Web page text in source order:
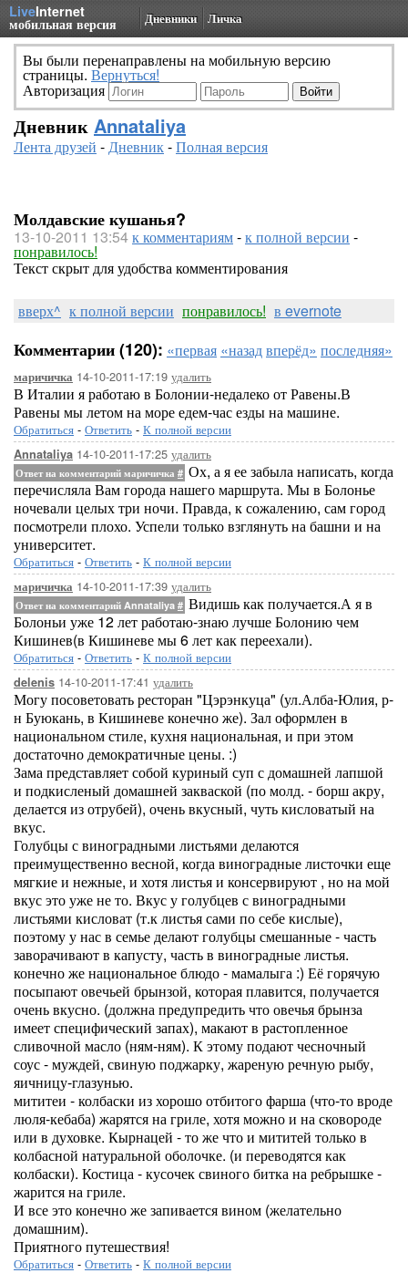
LiveInternet
мобильная версия Дневники Личка
Вы были перенаправлены на мобильную версию
страницы. Вернуться!
Авторизация
Дневник Annataliya
Лента друзей -Дневник-Полная версия
Молдавские кушанья?
13-10-2011 13:54к комментариям-к полной версии -
понравилось!
Текст скрыт для удобства комментирования
вверх^ к полной версии понравилось! в evernote
Комментарии (120): «первая «назадвперёд» последняя»
маричичка 14-10-2011-17:19 удалить
В Италии я работаю в Болонии-недалеко от Равены.В
Равены мы летом на море едем-час езды на машине.
Обратиться - Ответить - К полной версии
Annataliya 14-10-2011-17:25 удалить
Ответ на комментарий маричичка # Ох, а я ее забыла написать, когда
перечисляла Вам города нашего маршрута. Мы в Болонье
ночевали целых три ночи. Правда, к сожалению, сам город
посмотрели плохо. Успели только взглянуть на башни и на
университет.
Обратиться - Ответить - К полной версии
маричичка 14-10-2011-17:39 удалить
Ответ на комментарий Annataliya # Видишь как получается.А я в
Болоньи уже 12 лет работаю-знаю лучше Болонию чем
Кишинев(в Кишиневе мы 6 лет как переехали).
Обратиться - Ответить - К полной версии
delenis 14-10-2011-17:41 удалить
Могу посоветовать ресторан "Цэрэнкуца" (ул.Алба-Юлия, р-
н Буюкань, в Кишиневе конечно же). Зал оформлен в
национальном стиле, кухня национальная, и при этом
достаточно демократичные цены. :)
Зама представляет собой куриный суп с домашней лапшой
и подкисленый домашней закваской (по молд. - борш акру,
делается из отрубей), очень вкусный, чуть кисловатый на
вкус.
Голубцы с виноградными листьями делаются
преимущественно весной, когда виноградные листочки еще
мягкие и нежные, и хотя листья и консервируют , но на мой
вкус это уже не то. Вкус у голубцев с виноградными
листьями кисловат (т.к листья сами по себе кислые),
поэтому у нас в семье делают голубцы смешанные - часть
заворачивают в капусту, часть в виноградные листья.
конечно же национальное блюдо - мамалыга :) Её горячую
посыпают овечьей брынзой, которая плавится, получается
очень вкусно. (должна предупредить что овечья брынза
имеет специфический запах), макают в растопленное
сливочной масло (ням-ням). К этому подают чесночный
соус - муждей, свиную поджарку, жареную речную рыбу,
яичницу-глазунью.
мититеи - колбаски из хорошо отбитого фарша (что-то вроде
люля-кебаба) жарятся на гриле, хотя можно и на сковороде
или в духовке. Кырнацей - то же что и мититей только в
колбасной натуральной оболочке. (и переводятся как
колбаски). Костица - кусочек свиного битка на ребрышке -
жарится на гриле.
И все это конечно же запивается вином (желательно
домашним).
Приятного путешествия!
Обратиться - Ответить - К полной версии